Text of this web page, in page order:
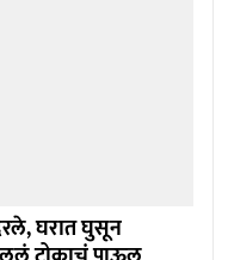
घरात घुसून